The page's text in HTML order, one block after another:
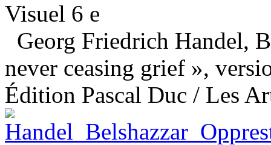
Visuel 6 e
Georg Friedrich Handel,
never ceasing grief »,
Édition Pascal Duc / Les